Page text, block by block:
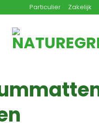
Particulier Zakelijk